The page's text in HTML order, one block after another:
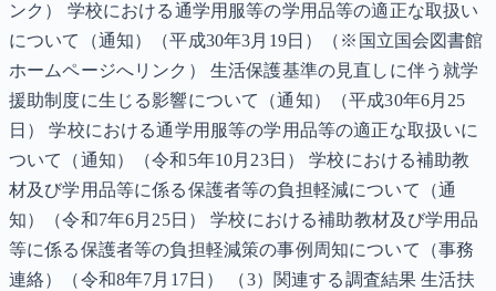
ンク） 学校における通学用服等の学用品等の適正な取扱い
について（通知）（平成30年3月19日）（※国立国会図書館
ホームページへリンク） 生活保護基準の見直しに伴う就学
援助制度に生じる影響について（通知）（平成30年6月25
日） 学校における通学用服等の学用品等の適正な取扱いに
ついて（通知）（令和5年10月23日） 学校における補助教
材及び学用品等に係る保護者等の負担軽減について（通
知）（令和7年6月25日） 学校における補助教材及び学用品
等に係る保護者等の負担軽減策の事例周知について（事務
連絡）（令和8年7月17日） （3）関連する調査結果 生活扶